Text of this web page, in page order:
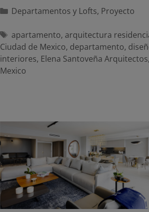
Categorías
Departamentos y Lofts, Proyecto
Etiquetas
apartamento, arquitectura
Ciudad de Mexico, departamento,
interiores, Elena Santoveña Arquitectos,
Mexico